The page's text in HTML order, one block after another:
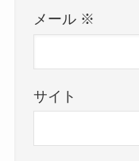
メール ※
サイト